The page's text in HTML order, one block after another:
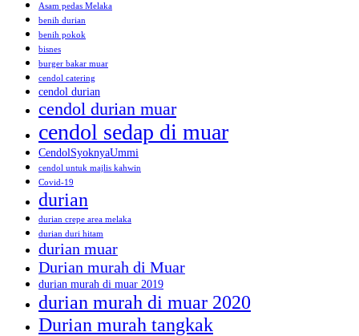
Asam pedas Melaka
benih durian
benih pokok
bisnes
burger bakar muar
cendol catering
cendol durian
cendol durian muar
cendol sedap di muar
CendolSyoknyaUmmi
cendol untuk majlis kahwin
Covid-19
durian
durian crepe area melaka
durian duri hitam
durian muar
Durian murah di Muar
durian murah di muar 2019
durian murah di muar 2020
Durian murah tangkak